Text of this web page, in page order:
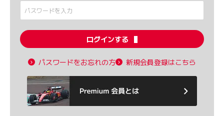
ログインする
パスワードをお忘れの方 新規会員登録はこちら